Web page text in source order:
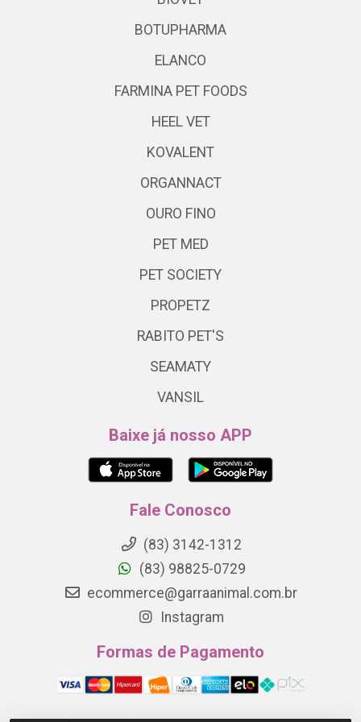
BOTUPHARMA
ELANCO
FARMINA PET FOODS
HEEL VET
KOVALENT
ORGANNACT
OURO FINO
PET MED
PET SOCIETY
PROPETZ
RABITO PET'S
SEAMATY
VANSIL
Baixe já nosso APP
Fale Conosco
(83) 3142-1312
(83) 98825-0729
ecommerce@garraanimal.com.br
Instagram
Formas de Pagamento